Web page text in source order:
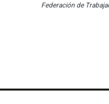
Federación de